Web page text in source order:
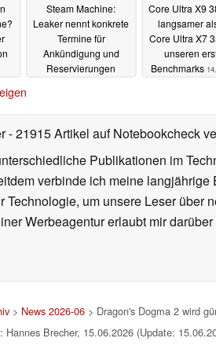
Steam Machine:
Leaker nennt konkrete
Termine für
Ankündigung und
Reservierungen
Core Ultra X9
langsamer
Core Ultra X7
unseren
Benchmarks
- 21915 Artikel auf Notebookcheck
Publikationen im
verbinde ich meine
um unsere Leser über
Werbeagentur erlaubt mir
> News 2026-06> Dragon's Dogma 2 wird
Hannes Brecher, 15.06.2026 (Update: